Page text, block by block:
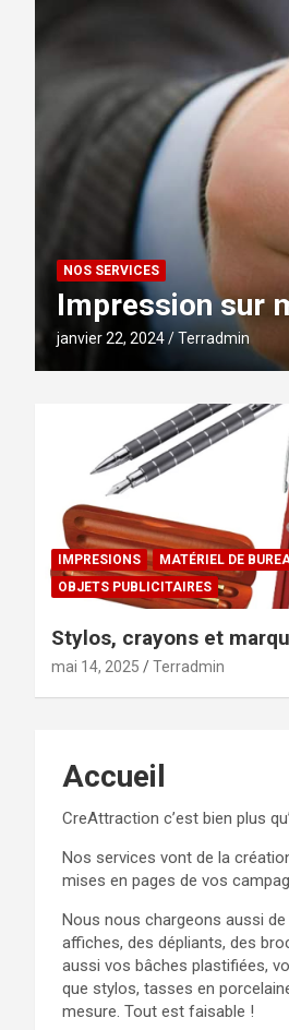
NOS SERVICES
La régie média
janvier 22, 2024 Terradmin
IMPRESIONS
MATÉRIEL DE
OBJETS PUBLICITAIRES
Stylos, crayons et
mai 14, 2025 Terradmin
Accueil
CreAttraction c’est bien plus
Nos services vont de la
mises en pages de vos
Nous nous chargeons aussi
affiches, des dépliants, des
aussi vos bâches plastifiées,
que stylos, tasses en
mesure. Tout est faisable !